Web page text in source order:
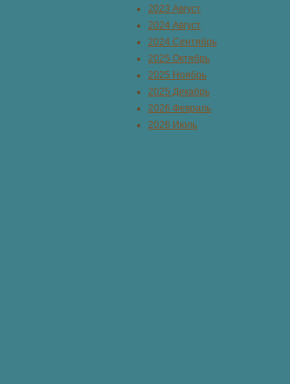
2023 Август
2024 Август
2024 Сентябрь
2025 Октябрь
2025 Ноябрь
2025 Декабрь
2026 Февраль
2026 Июль